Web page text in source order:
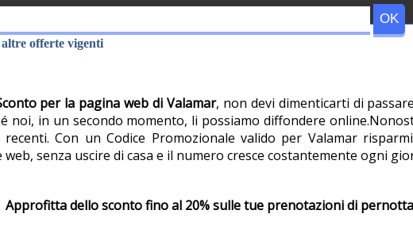
per la pagina web di Valamar, non devi dimenticarti di
noi, in un secondo momento, li possiamo diffondere
Con un Codice Promozionale valido per Valamar
senza uscire di casa e il numero cresce costantemente ogni
offerte vigenti
Approfitta dello sconto fino al 20% sulle tue prenotazioni di